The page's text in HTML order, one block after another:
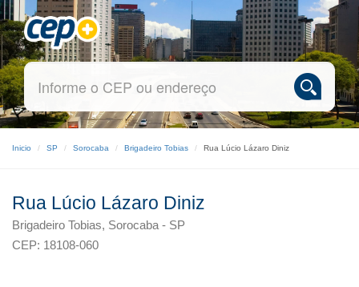
Inicio SP Sorocaba Brigadeiro Tobias Rua Lúcio Lázaro Diniz
Rua Lúcio Lázaro Diniz
Brigadeiro Tobias, Sorocaba - SP
CEP: 18108-060